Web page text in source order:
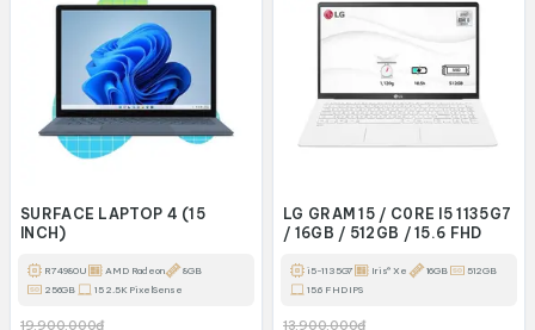
SURFACE LAPTOP 4 (15
INCH)
R7 4980U AMD Radeon
8GB
256GB
15 2.5K PixelSense
19.900.000đ
LG GRAM 15 / C0RE I5 1135G7
/ 16GB / 512GB / 15.6 FHD
i5-1135G7 Iris® Xe 16GB
512GB
15.6 FHD IPS
13.900.000đ